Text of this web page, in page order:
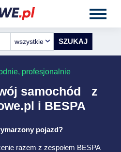
wszystkie
profesjonalnie
samochód z
i BESPA
pojazd?
razem z zespołem BESPA